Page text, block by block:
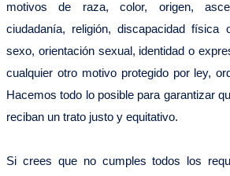
motivos de raza, color, origen,
ciudadanía, religión, discapacidad física
sexo, orientación sexual, identidad o
cualquier otro motivo protegido por ley,
Hacemos todo lo posible para garantizar
reciban un trato justo y equitativo.
Si crees que no cumples todos los